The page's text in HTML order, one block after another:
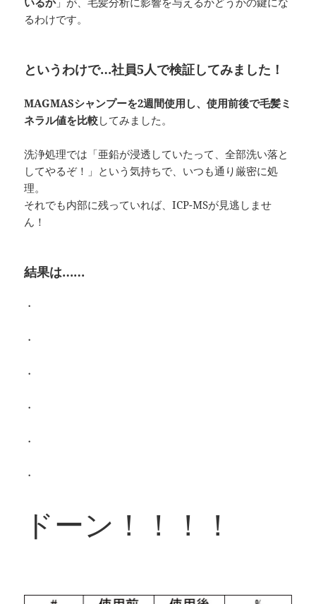
るわけです。
というわけで…社員5人で検証してみました！
MAGMASシャンプーを2週間使用し、使用前後で毛髪ミ
ネラル値を比較してみました。
洗浄処理では「亜鉛が浸透していたって、全部洗い落と
してやるぞ！」という気持ちで、いつも通り厳密に処
理。
それでも内部に残っていれば、ICP-MSが見逃しませ
ん！
結果は……
・
・
・
・
・
・
ドーン！！！！